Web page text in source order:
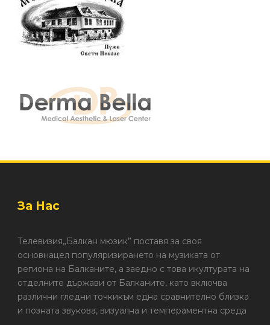
За Нас
Телевизия„Балкан мюзик” поставя за своя
основнацел популяризирането на музиката от
региона на Балканите, а заедно с това икултурата на
отделните държави от Балканите, като включва
различни гледни точкикъм една сравнително близка
и позната звукова, визуална и темпераментна среда